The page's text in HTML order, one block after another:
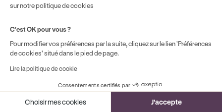
sur notre politique de cookies
C'est OK pour vous ?
Pour modifier vos préférences par la suite, cliquez sur le lien 'Préférences
de cookies' situé dans le pied de page.
Lire la politique de cookie
Consentements certifiés par
Choisir mes cookies J'accepte
Cookies